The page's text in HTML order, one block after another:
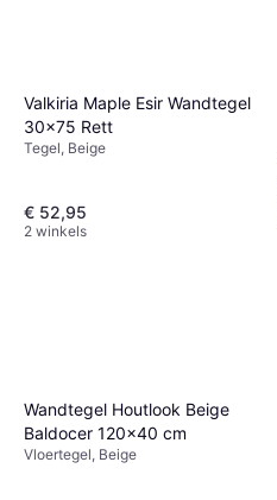
Valkiria Maple Esir Wandtegel
30x75 Rett
Tegel, Beige
€ 52,95
2 winkels
Wandtegel Houtlook Beige
Baldocer 120x40 cm
Vloertegel, Beige